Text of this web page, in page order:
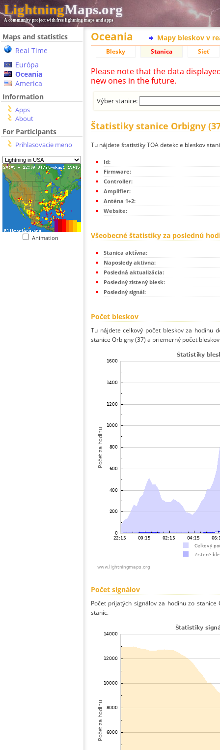
LightningMaps.org
A community project with free lightning maps and apps
Maps and statistics
Real Time
Európa
Oceania
America
Information
Apps
About
For Participants
Prihlasovacie meno
Animation
Oceania Mapy bleskov v
Blesky Stanica Sieť
Please note that the data
new ones in the future.
Výber stanice:
Štatistiky stanice Orbigny
Tu nájdete štatistiky TOA detekcie bleskov
Id:
Firmware:
Controller:
Amplifier:
Anténa 1+2:
Website:
Všeobecné štatistiky za poslednú
Stanica aktívna:
Naposledy aktivna:
Posledná aktualizácia:
Posledný zistený blesk:
Posledný signál:
Počet bleskov
Tu nájdete celkový počet bleskov za hodinu
stanice Orbigny (37) a priemerný počet
Počet signálov
Počet prijatých signálov za hodinu zo
staníc.